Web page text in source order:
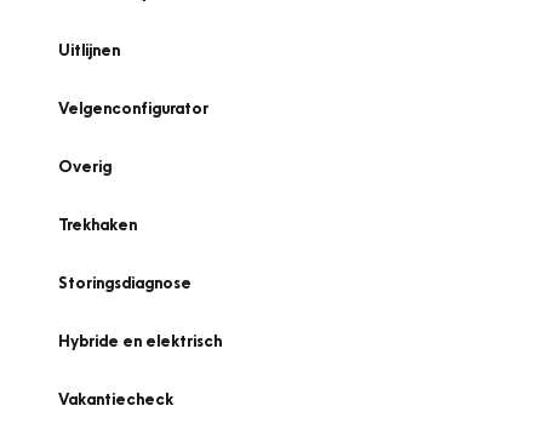
Uitlijnen
Velgenconfigurator
Overig
Trekhaken
Storingsdiagnose
Hybride en elektrisch
Vakantiecheck